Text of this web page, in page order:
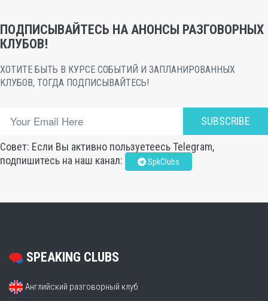
ПОДПИСЫВАЙТЕСЬ НА АНОНСЫ РАЗГОВОРНЫХ
КЛУБОВ!
ХОТИТЕ БЫТЬ В КУРСЕ СОБЫТИЙ И ЗАПЛАНИРОВАННЫХ
КЛУБОВ, ТОГДА ПОДПИСЫВАЙТЕСЬ!
SUBSCRIBE
Совет: Если Вы активно пользуетеесь Telegram,
подпишитесь на наш канал:
SpkClubs
SPEAKING CLUBS
Английский разговорный клуб